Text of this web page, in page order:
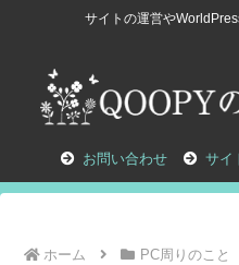
サイトの運営や
お問い合わせ サイ
ホーム PC周りのこと